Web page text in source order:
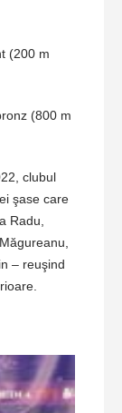
(200 m
(800 m
clubul
şase care
Radu,
– reuşind